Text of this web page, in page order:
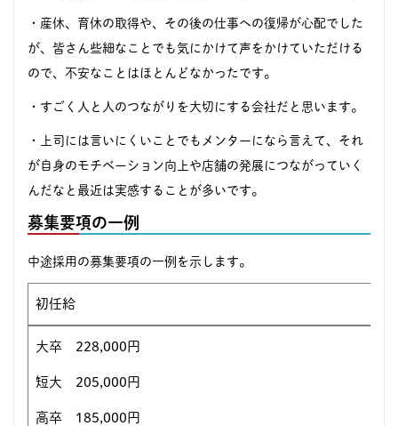
・産休、育休の取得や、その後の仕事への復帰が心配でした
が、皆さん些細なことでも気にかけて声をかけていただける
ので、不安なことはほとんどなかったです。
・すごく人と人のつながりを大切にする会社だと思います。
・上司には言いにくいことでもメンターになら言えて、それ
が自身のモチベーション向上や店舗の発展につながっていく
んだなと最近は実感することが多いです。
募集要項の一例
中途採用の募集要項の一例を示します。
初任給
大卒 228,000円
短大 205,000円
高卒 185,000円